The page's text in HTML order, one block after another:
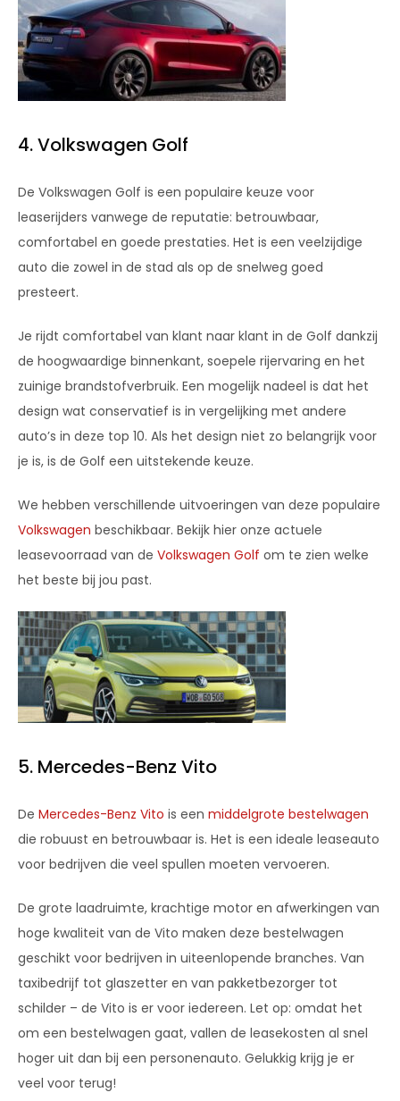
4. Volkswagen Golf
De Volkswagen Golf is een populaire keuze voor
leaserijders vanwege de reputatie: betrouwbaar,
comfortabel en goede prestaties. Het is een veelzijdige
auto die zowel in de stad als op de snelweg goed
presteert.
Je rijdt comfortabel van klant naar klant in de Golf dankzij
de hoogwaardige binnenkant, soepele rijervaring en het
zuinige brandstofverbruik. Een mogelijk nadeel is dat het
design wat conservatief is in vergelijking met andere
auto’s in deze top 10. Als het design niet zo belangrijk voor
je is, is de Golf een uitstekende keuze.
We hebben verschillende uitvoeringen van deze populaire
Volkswagen beschikbaar. Bekijk hier onze actuele
leasevoorraad van de Volkswagen Golf om te zien welke
het beste bij jou past.
5. Mercedes-Benz Vito
De Mercedes-Benz Vito is een middelgrote bestelwagen
die robuust en betrouwbaar is. Het is een ideale leaseauto
voor bedrijven die veel spullen moeten vervoeren.
De grote laadruimte, krachtige motor en afwerkingen van
hoge kwaliteit van de Vito maken deze bestelwagen
geschikt voor bedrijven in uiteenlopende branches. Van
taxibedrijf tot glaszetter en van pakketbezorger tot
schilder – de Vito is er voor iedereen. Let op: omdat het
om een bestelwagen gaat, vallen de leasekosten al snel
hoger uit dan bij een personenauto. Gelukkig krijg je er
veel voor terug!